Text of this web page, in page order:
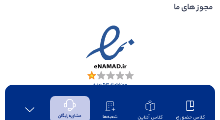
کلاس حضوری کلاس آنلاین شعبه‌ها مشاوره رایگان
مجوز های ما